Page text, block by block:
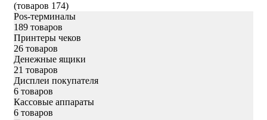
(товаров 174)
Pos-терминалы
189 товаров
Принтеры чеков
26 товаров
Денежные ящики
21 товаров
Дисплеи покупателя
6 товаров
Кассовые аппараты
6 товаров